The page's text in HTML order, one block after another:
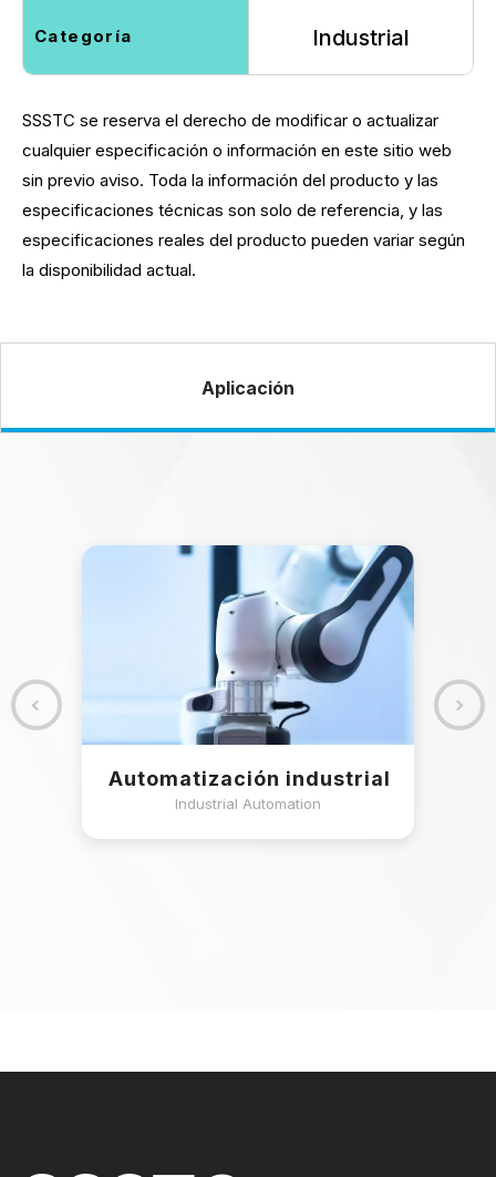
Categoría Industrial
SSSTC se reserva el derecho de modificar o actualizar
cualquier especificación o información en este sitio web
sin previo aviso. Toda la información del producto y las
especificaciones técnicas son solo de referencia, y las
especificaciones reales del producto pueden variar según
la disponibilidad actual.
Aplicación
Automatización industrial
Industrial Automation